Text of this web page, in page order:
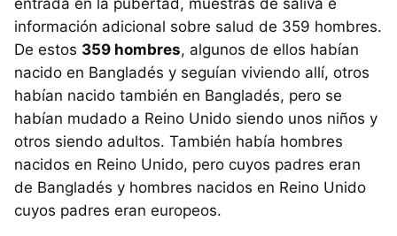
información adicional sobre salud de 359 hombres.
De estos 359 hombres, algunos de ellos habían
nacido en Bangladés y seguían viviendo allí, otros
habían nacido también en Bangladés, pero se
habían mudado a Reino Unido siendo unos niños y
otros siendo adultos. También había hombres
nacidos en Reino Unido, pero cuyos padres eran
de Bangladés y hombres nacidos en Reino Unido
cuyos padres eran europeos.